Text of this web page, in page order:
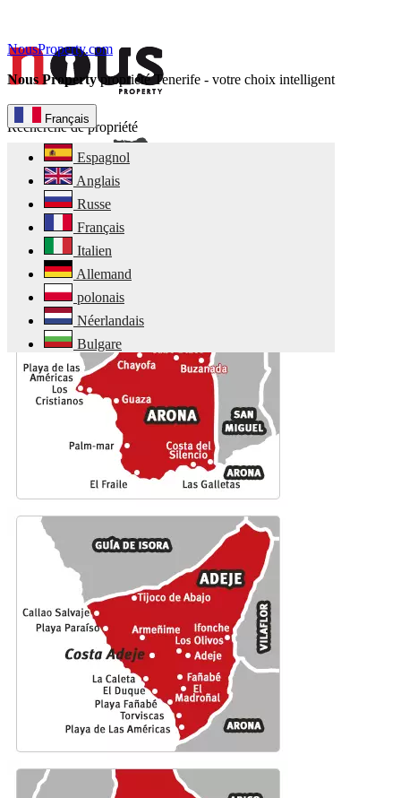
NousProperty.com
Nous Propertypropriété Tenerife - votre choix intelligent
Français
Espagnol
Anglais
Russe
Français
Italien
Allemand
polonais
Néerlandais
Bulgare
Recherche de propriété